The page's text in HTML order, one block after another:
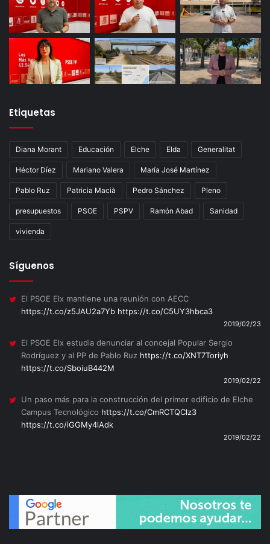
Etiquetas
Diana Morant Educación Elche Elda Generalitat
Héctor Díez Mariano Valera María José Martínez
Pablo Ruz Patricia Macià Pedro Sánchez Pleno
presupuestos PSOE PSPV Ramón Abad Sanidad
vivienda
Síguenos
El PSOE Elx mantiene una reunión con AECC
https://t.co/z5JAU2a7Yb https://t.co/C5UY3hbca3
2019/02/23
El PSOE Elx estudia denunciar al concejal Popular Sergio
Rodríguez y al PP de Pablo Ruz https://t.co/XNT7Toriyh
https://t.co/SboiuB442M
2019/02/22
Un paso más para la construcción del primer edificio de Elche
Campus Tecnológico https://t.co/CmRCTQClz3
https://t.co/iGGMy4lAdk
2019/02/22